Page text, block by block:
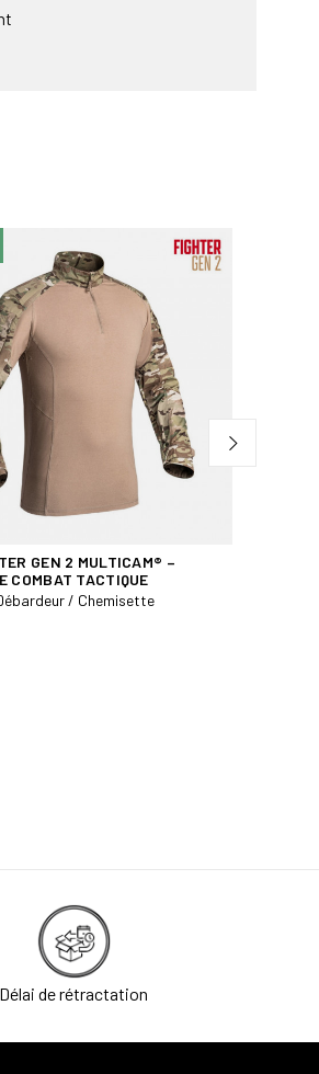
GEN 2 MULTICAM® –
COMBAT TACTIQUE
/ Chemisette
Délai de rétractation